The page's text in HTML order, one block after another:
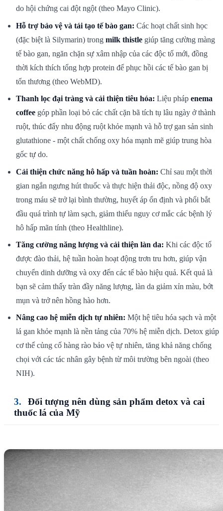
do hội chứng cai đột ngột (theo Mayo Clinic).
Hỗ trợ bảo vệ và tái tạo tế bào gan: Các hoạt chất sinh học
(đặc biệt là Silymarin) trong milk thistle giúp tăng cường màng
tế bào gan, ngăn chặn sự xâm nhập của các độc tố mới, đồng
thời kích thích tổng hợp protein để phục hồi các tế bào gan bị
tổn thương (theo WebMD).
Thanh lọc đại tràng và cải thiện tiêu hóa: Liệu pháp enema
coffee góp phần loại bỏ các chất cặn bã tích tụ lâu ngày ở thành
ruột, thúc đẩy nhu động ruột khỏe mạnh và hỗ trợ gan sản sinh
glutathione - một chất chống oxy hóa mạnh mẽ giúp trung hòa
gốc tự do.
Cải thiện chức năng hô hấp và tuần hoàn: Chỉ sau một thời
gian ngắn ngưng hút thuốc và thực hiện thải độc, nồng độ oxy
trong máu sẽ trở lại bình thường, huyết áp ổn định và phổi bắt
đầu quá trình tự làm sạch, giảm thiểu nguy cơ mắc các bệnh lý
hô hấp mãn tính (theo Healthline).
Tăng cường năng lượng và cải thiện làn da: Khi các độc tố
được đào thải, hệ tuần hoàn hoạt động trơn tru hơn, giúp vận
chuyển dinh dưỡng và oxy đến các tế bào hiệu quả. Kết quả là
bạn sẽ cảm thấy tràn đầy năng lượng, làn da giảm xỉn màu, bớt
mụn và trở nên hồng hào hơn.
Nâng cao hệ miễn dịch tự nhiên: Một hệ tiêu hóa sạch và một
lá gan khỏe mạnh là nền tảng của 70% hệ miễn dịch. Detox giúp
cơ thể củng cố hàng rào bảo vệ tự nhiên, tăng khả năng chống
chọi với các tác nhân gây bệnh từ môi trường bên ngoài (theo
NIH).
Đối tượng nên dùng sản phẩm detox và cai
thuốc lá của Mỹ